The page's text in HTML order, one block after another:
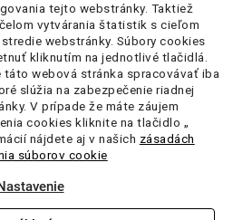
tejto webstránky. Taktiež
vytvárania štatistik s cieľom
webstránky. Súbory cookies
kliknutím na jednotlivé tlačidlá.
webová stránka spracovávať iba
slúžia na zabezpečenie riadnej
V prípade že máte záujem
cookies kliknite na tlačidlo „
nájdete aj v našich zásadách
súborov cookie